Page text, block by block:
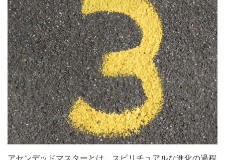
アセンデッドマスターとは、スピリチュアルな進化の過程